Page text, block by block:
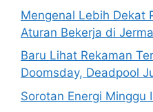
Mengenal Lebih Dekat
Aturan Bekerja di
Baru Lihat Rekaman
Doomsday, Deadpool
Sorotan Energi Minggu